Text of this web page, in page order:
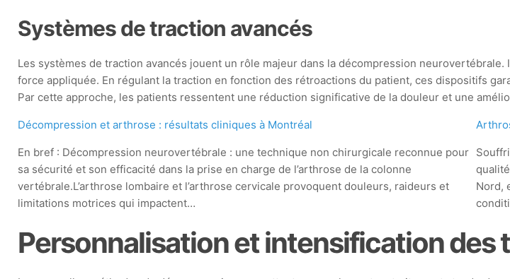
Systèmes de traction avancés
Les systèmes de traction avancés jouent un rôle majeur dans la décompression
force appliquée. En régulant la traction en fonction des rétroactions du patient, ces dispositifs
Par cette approche, les patients ressentent une réduction significative de la douleur et une
Décompression et arthrose : résultats cliniques à Montréal
En bref : Décompression neurovertébrale : une technique non chirurgicale reconnue pour
sa sécurité et son efficacité dans la prise en charge de l’arthrose de la colonne
vertébrale.L’arthrose lombaire et l’arthrose cervicale provoquent douleurs, raideurs et
limitations motrices qui impactent…
Nord,
Personnalisation et intensification des